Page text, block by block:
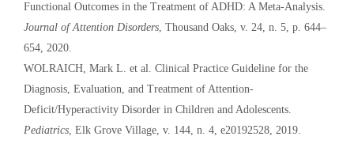
Functional Outcomes in the Treatment of ADHD: A Meta-Analysis.
Journal of Attention Disorders, Thousand Oaks, v. 24, n. 5, p. 644–
654, 2020.
WOLRAICH, Mark L. et al. Clinical Practice Guideline for the
Diagnosis, Evaluation, and Treatment of Attention-
Deficit/Hyperactivity Disorder in Children and Adolescents.
Pediatrics, Elk Grove Village, v. 144, n. 4, e20192528, 2019.